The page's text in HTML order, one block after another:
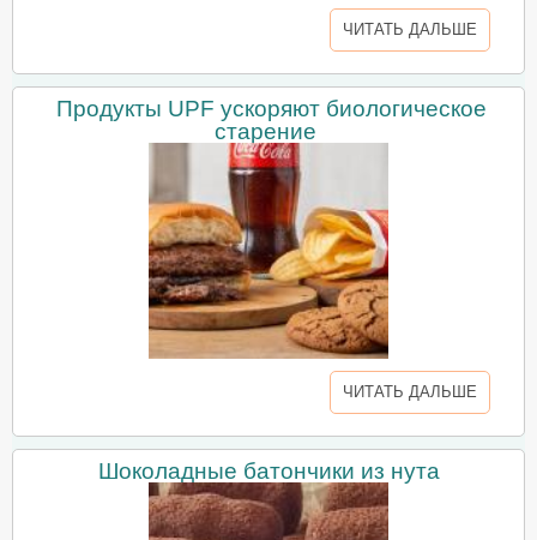
ЧИТАТЬ ДАЛЬШЕ
Продукты UPF ускоряют биологическое
старение
ЧИТАТЬ ДАЛЬШЕ
Шоколадные батончики из нута